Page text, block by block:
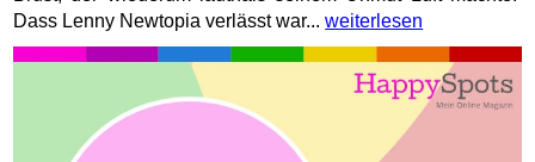
Dass Lenny Newtopia verlässt war...weiterlesen